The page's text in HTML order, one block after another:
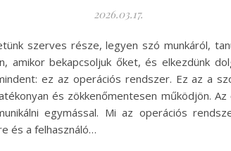
2026.03.17.
szerves része, legyen szó munkáról,
amikor bekapcsoljuk őket, és elkezdünk
ez az operációs rendszer. Ez az a
és zökkenőmentesen működjön.
egymással. Mi az operációs
és a felhasználó…